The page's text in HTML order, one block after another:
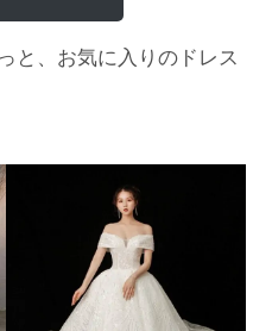
と、お気に入りのドレス